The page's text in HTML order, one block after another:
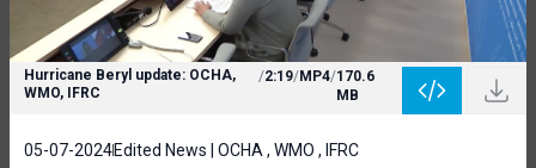
Hurricane Beryl update: OCHA,
WMO, IFRC
/2:19/MP4/170.6
MB
05-07-2024Edited News | OCHA , WMO , IFRC